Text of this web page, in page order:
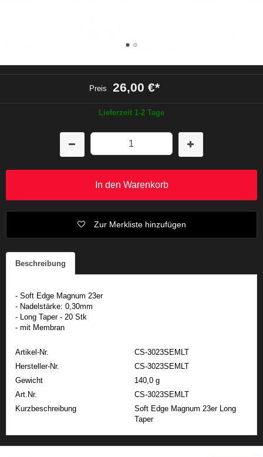
Preis 26,00 €*
Lieferzeit 1-2 Tage
In den Warenkorb
Zur Merkliste hinzufügen
Beschreibung
- Soft Edge Magnum 23er
- Nadelstärke: 0,30mm
- Long Taper - 20 Stk
- mit Membran
Artikel-Nr.
CS-3023SEMLT
Hersteller-Nr.
CS-3023SEMLT
Gewicht
140,0 g
Art.Nr.
CS-3023SEMLT
Kurzbeschreibung
Soft Edge Magnum 23er Long
Taper